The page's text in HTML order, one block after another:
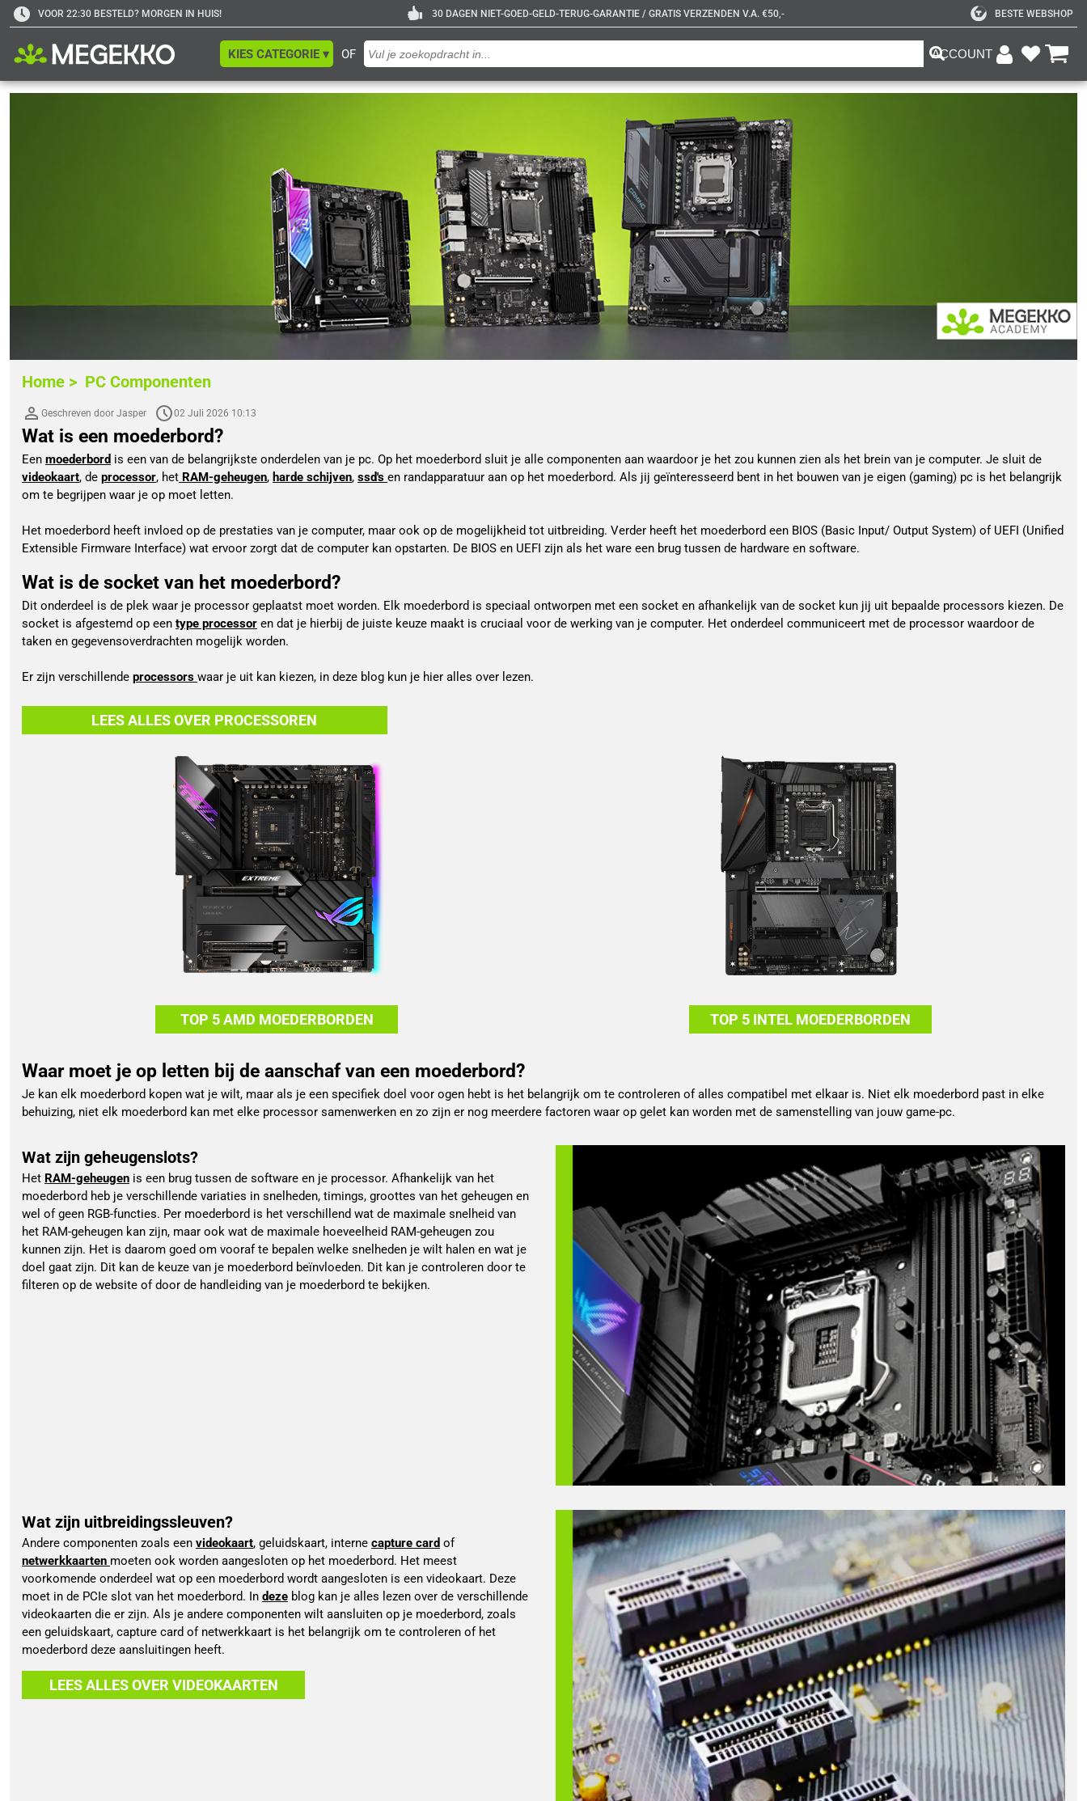
VOOR 22:30 BESTELD? MORGEN IN HUIS! 30 DAGEN NIET-GOED-GELD-TERUG-GARANTIE / GRATIS VERZENDEN V.A. €50,- BESTE WEBSHOP
OF
KIES CATEGORIE ▾ ACCOUNT
Home > PC Componenten
Geschreven door Jasper 02 Juli 2026 10:13
Wat is een moederbord?
Een moederbord
videokaart, de processor, het RAM-geheugen, harde schijven, ssd's en randapparatuur aan op het moederbord. Als jij geïnteresseerd bent in het bouwen van je eigen (gaming) pc is het belangrijk
om te begrijpen waar je op moet letten.
Het moederbord heeft invloed op de prestaties van je computer, maar ook op de mogelijkheid tot uitbreiding. Verder heeft het moederbord een BIOS (Basic Input/ Output System) of UEFI (Unified
Extensible Firmware Interface) wat ervoor zorgt dat de computer kan opstarten. De BIOS en UEFI zijn als het ware een brug tussen de hardware en software.
Wat is de socket van het moederbord?
Dit onderdeel is de plek waar je processor geplaatst moet worden. Elk moederbord is speciaal ontworpen met een socket en afhankelijk van de socket kun jij uit bepaalde processors kiezen. De
socket is afgestemd op een type processor en dat je hierbij de juiste keuze maakt is cruciaal voor de werking van je computer. Het onderdeel communiceert met de processor waardoor de
taken en gegevensoverdrachten mogelijk worden.
Er zijn verschillende processors waar je uit kan kiezen, in deze blog kun je hier alles over lezen.
LEES ALLES OVER PROCESSOREN
TOP 5 AMD MOEDERBORDEN TOP 5 INTEL MOEDERBORDEN
Waar moet je op letten bij de aanschaf van een moederbord?
Je kan elk moederbord kopen wat je wilt, maar als je een specifiek doel voor ogen hebt is het belangrijk om te controleren of alles compatibel met elkaar is. Niet elk moederbord past in elke
behuizing, niet elk moederbord kan met elke processor samenwerken en zo zijn er nog meerdere factoren waar op gelet kan worden met de samenstelling van jouw game-pc.
Wat zijn geheugenslots?
Het RAM-geheugen is een brug tussen de software en je processor. Afhankelijk van het
moederbord heb je verschillende variaties in snelheden, timings, groottes van het geheugen en
wel of geen RGB-functies. Per moederbord is het verschillend wat de maximale snelheid van
het RAM-geheugen kan zijn, maar ook wat de maximale hoeveelheid RAM-geheugen zou
kunnen zijn. Het is daarom goed om vooraf te bepalen welke snelheden je wilt halen en wat je
doel gaat zijn. Dit kan de keuze van je moederbord beïnvloeden. Dit kan je controleren door te
filteren op de website of door de handleiding van je moederbord te bekijken.
Wat zijn uitbreidingssleuven?
Andere componenten zoals een videokaart, geluidskaart, interne capture card
of
netwerkkaarten moeten ook worden aangesloten op het moederbord. Het meest
voorkomende onderdeel wat op een moederbord wordt aangesloten is een videokaart. Deze
moet in de PCIe slot van het moederbord. In deze blog kan je alles lezen over de verschillende
videokaarten die er zijn. Als je andere componenten wilt aansluiten op je moederbord, zoals
een geluidskaart, capture card of netwerkkaart is het belangrijk om te controleren of het
moederbord deze aansluitingen heeft.
LEES ALLES OVER VIDEOKAARTEN